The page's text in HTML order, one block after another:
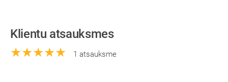
Klientu atsauksmes
★★★★★ 1 atsauksme